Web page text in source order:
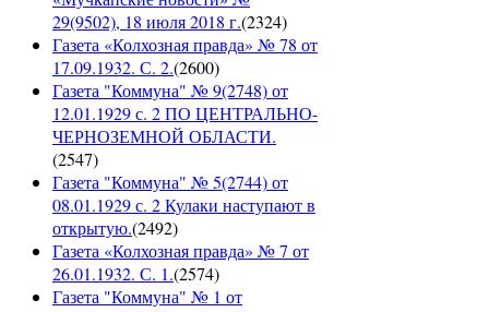
29(9502), 18 июля 2018 г.(2324)
Газета «Колхозная правда» № 78 от
17.09.1932. С. 2.(2600)
Газета "Коммуна" № 9(2748) от
12.01.1929 с. 2 ПО ЦЕНТРАЛЬНО-
ЧЕРНОЗЕМНОЙ ОБЛАСТИ.
(2547)
Газета "Коммуна" № 5(2744) от
08.01.1929 с. 2 Кулаки наступают в
открытую.(2492)
Газета «Колхозная правда» № 7 от
26.01.1932. С. 1.(2574)
Газета "Коммуна" № 1 от